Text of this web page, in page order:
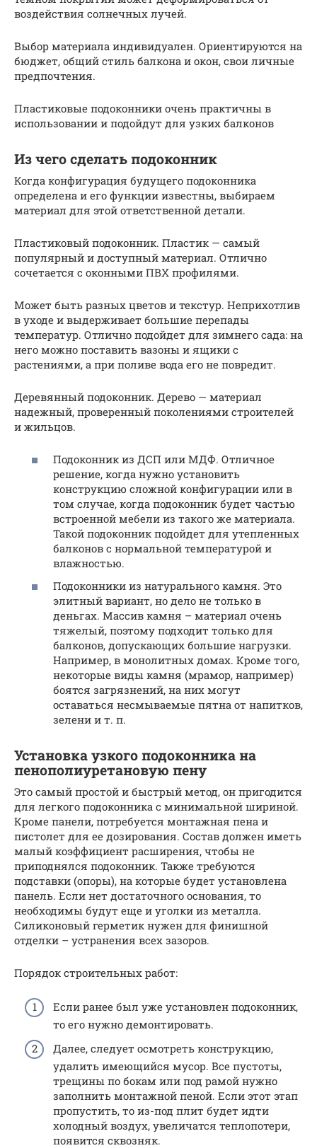
воздействия солнечных лучей.
Выбор материала индивидуален. Ориентируются на
бюджет, общий стиль балкона и окон, свои личные
предпочтения.
Пластиковые подоконники очень практичны в
использовании и подойдут для узких балконов
Из чего сделать подоконник
Когда конфигурация будущего подоконника
определена и его функции известны, выбираем
материал для этой ответственной детали.
Пластиковый подоконник. Пластик — самый
популярный и доступный материал. Отлично
сочетается с оконными ПВХ профилями.
Может быть разных цветов и текстур. Неприхотлив
в уходе и выдерживает большие перепады
температур. Отлично подойдет для зимнего сада: на
него можно поставить вазоны и ящики с
растениями, а при поливе вода его не повредит.
Деревянный подоконник. Дерево — материал
надежный, проверенный поколениями строителей
и жильцов.
Подоконник из ДСП или МДФ. Отличное
решение, когда нужно установить
конструкцию сложной конфигурации или в
том случае, когда подоконник будет частью
встроенной мебели из такого же материала.
Такой подоконник подойдет для утепленных
балконов с нормальной температурой и
влажностью.
Подоконники из натурального камня. Это
элитный вариант, но дело не только в
деньгах. Массив камня – материал очень
тяжелый, поэтому подходит только для
балконов, допускающих большие нагрузки.
Например, в монолитных домах. Кроме того,
некоторые виды камня (мрамор, например)
боятся загрязнений, на них могут
оставаться несмываемые пятна от напитков,
зелени и т. п.
Установка узкого подоконника на
пенополиуретановую пену
Это самый простой и быстрый метод, он пригодится
для легкого подоконника с минимальной шириной.
Кроме панели, потребуется монтажная пена и
пистолет для ее дозирования. Состав должен иметь
малый коэффициент расширения, чтобы не
приподнялся подоконник. Также требуются
подставки (опоры), на которые будет установлена
панель. Если нет достаточного основания, то
необходимы будут еще и уголки из металла.
Силиконовый герметик нужен для финишной
отделки – устранения всех зазоров.
Порядок строительных работ:
Если ранее был уже установлен подоконник,
то его нужно демонтировать.
Далее, следует осмотреть конструкцию,
удалить имеющийся мусор. Все пустоты,
трещины по бокам или под рамой нужно
заполнить монтажной пеной. Если этот этап
пропустить, то из-под плит будет идти
холодный воздух, увеличатся теплопотери,
появится сквозняк.